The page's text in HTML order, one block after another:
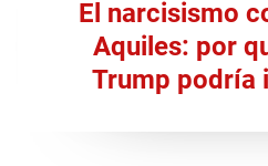
El narcisismo
Aquiles: por
Trump podría